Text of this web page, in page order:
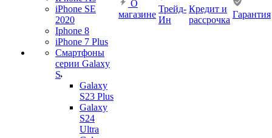
iPhone SE
2020
Iphone 8
iPhone 7 Plus
Смартфоны
серии Galaxy
S
Galaxy
S23 Plus
Galaxy
S24
Ultra
О
магазине
Трейд-
Ин
Кредит и
рассрочка
Гарантия